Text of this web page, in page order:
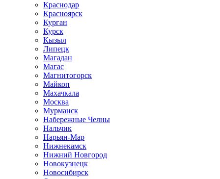
Краснодар
Красноярск
Курган
Курск
Кызыл
Липецк
Магадан
Магас
Магнитогорск
Майкоп
Махачкала
Москва
Мурманск
Набережные Челны
Нальчик
Нарьян-Мар
Нижнекамск
Нижний Новгород
Новокузнецк
Новосибирск